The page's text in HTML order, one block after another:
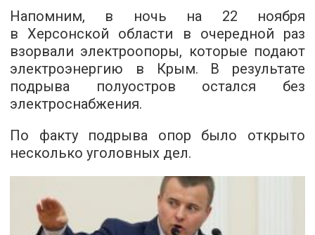
Напомним, в ночь на 22 ноября
в Херсонской области в очередной раз
взорвали электроопоры, которые подают
электроэнергию в Крым. В результате
подрыва полуостров остался без
электроснабжения.
По факту подрыва опор было открыто
несколько уголовных дел.